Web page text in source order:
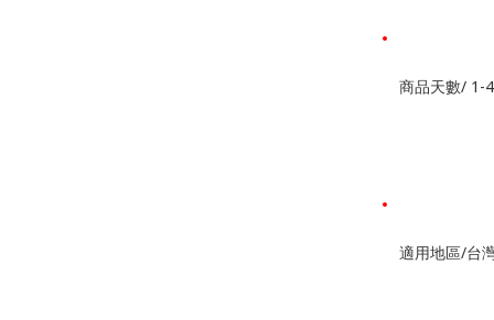
商品天數/ 1-
適用地區/台